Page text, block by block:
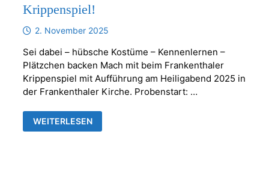
Krippenspiel!
2. November 2025
Sei dabei – hübsche Kostüme – Kennenlernen –
Plätzchen backen Mach mit beim Frankenthaler
Krippenspiel mit Aufführung am Heiligabend 2025 in
der Frankenthaler Kirche. Probenstart: …
WIR
SUCHEN
DICH
WEITERLESEN